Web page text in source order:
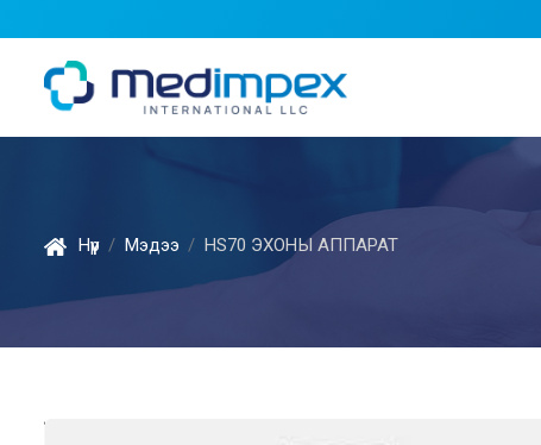
Нүүр Мэдээ HS70 ЭХОНЫ АППАРАТ